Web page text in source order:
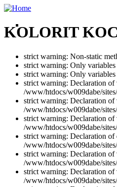
KOLORIT
strict warning: Non-static
strict warning: Only variables
strict warning: Only variables
strict warning: Declaration
/www/htdocs/w009dabe/
strict warning: Declaration
/www/htdocs/w009dabe/
strict warning: Declaration of
/www/htdocs/w009dabe/
strict warning: Declaration
/www/htdocs/w009dabe/
strict warning: Declaration of
/www/htdocs/w009dabe/
strict warning: Declaration
/www/htdocs/w009dabe/